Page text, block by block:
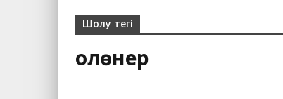
Шолу тегі
Қолөнер